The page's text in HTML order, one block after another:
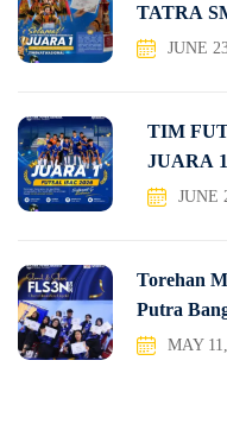
TATRA
JUNE
TIM
JUARA 1
JUNE
Torehan
Putra
MAY